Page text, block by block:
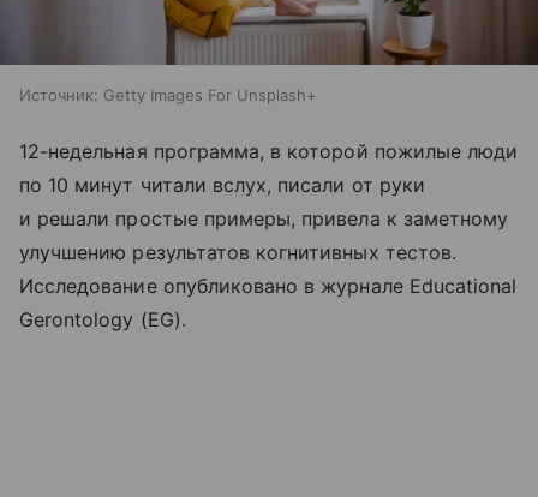
Источник: Getty Images For Unsplash+
12-недельная программа, в которой пожилые люди
по 10 минут читали вслух, писали от руки
и решали простые примеры, привела к заметному
улучшению результатов когнитивных тестов.
Исследование опубликовано в журнале Educational
Gerontology (EG).